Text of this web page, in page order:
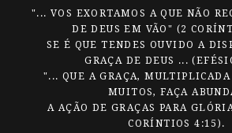
"... VOS EXORTAMOS A QUE NÃO
DE DEUS EM VÃO" (2
SE É QUE TENDES OUVIDO A
GRAÇA DE DEUS ...
"... QUE A GRAÇA,
MUITOS, FAÇA
A AÇÃO DE GRAÇAS PARA
CORÍNTIOS 4:15).